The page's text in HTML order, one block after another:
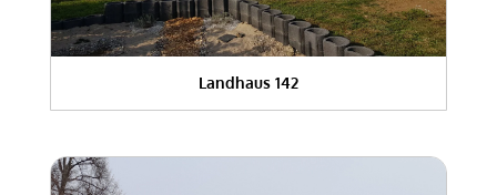
Landhaus 142